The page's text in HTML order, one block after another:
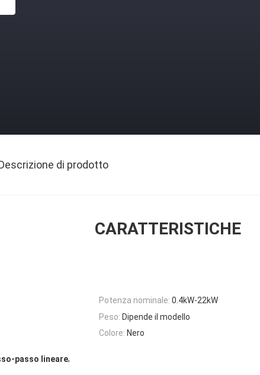
di prodotto
CARATTERISTICHE
Potenza nominale: 0.4kW-22kW
Peso: Dipende il modello
Colore: Nero
passo lineare,